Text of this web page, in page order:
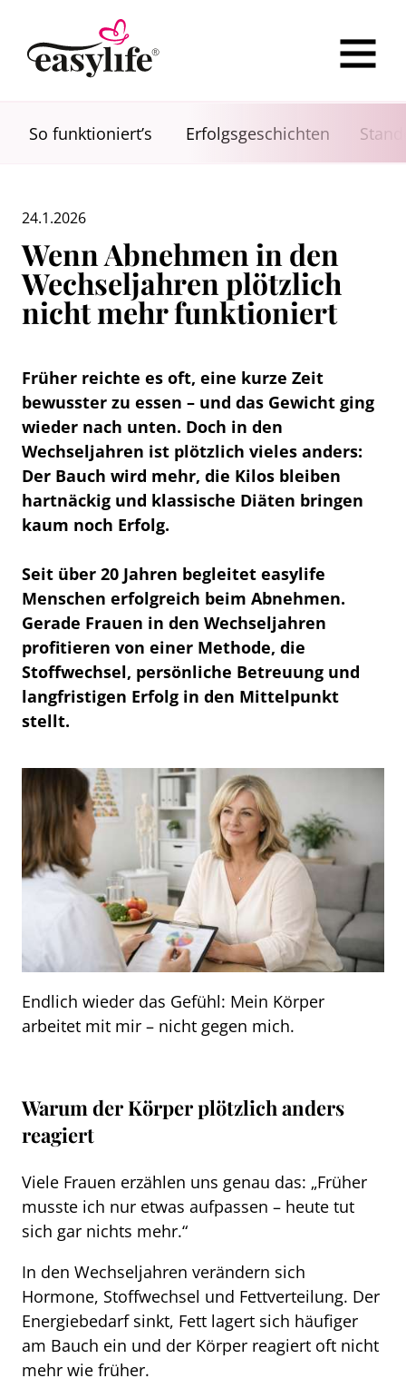
So funktioniert’s Erfolgsgeschichten
24.1.2026
Wenn Abnehmen in den
Wechseljahren plötzlich
nicht mehr funktioniert
Früher reichte es oft, eine kurze Zeit
bewusster zu essen – und das Gewicht ging
wieder nach unten. Doch in den
Wechseljahren ist plötzlich vieles anders:
Der Bauch wird mehr, die Kilos bleiben
hartnäckig und klassische Diäten bringen
kaum noch Erfolg.
Seit über 20 Jahren begleitet easylife
Menschen erfolgreich beim Abnehmen.
Gerade Frauen in den Wechseljahren
profitieren von einer Methode, die
Stoffwechsel, persönliche Betreuung und
langfristigen Erfolg in den Mittelpunkt
stellt.
Endlich wieder das Gefühl: Mein Körper
arbeitet mit mir – nicht gegen mich.
Warum der Körper plötzlich anders
reagiert
Viele Frauen erzählen uns genau das: „Früher
musste ich nur etwas aufpassen – heute tut
sich gar nichts mehr.“
In den Wechseljahren verändern sich
Hormone, Stoffwechsel und Fettverteilung. Der
Energiebedarf sinkt, Fett lagert sich häufiger
am Bauch ein und der Körper reagiert oft nicht
mehr wie früher.